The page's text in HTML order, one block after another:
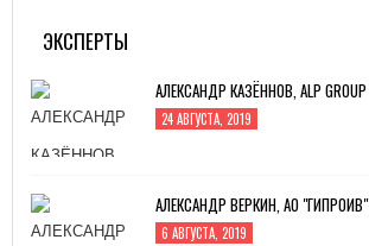
ЭКСПЕРТЫ
АЛЕКСАНДР КАЗЁННОВ, ALP GROUP
24 АВГУСТА, 2019
АЛЕКСАНДР ВЕРКИН, АО "ГИПРОИВ"
6 АВГУСТА, 2019